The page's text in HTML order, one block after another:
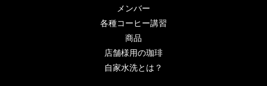
メンバー
各種コーヒー講習
商品
店舗様用の珈琲
自家水洗とは？